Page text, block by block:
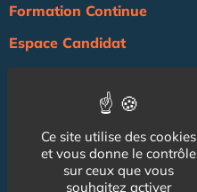
Formation Continue
Espace Candidat
Agenda
NOS AUTRES SITES :
Ce site utilise des cookies
et vous donne le contrôle
sur ceux que vous
souhaitez activer